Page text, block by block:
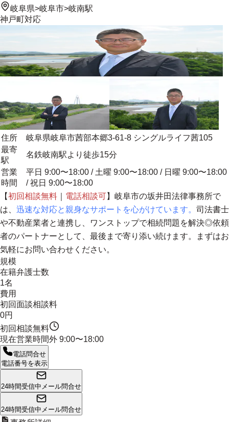
岐阜県>岐阜市>岐南駅
神戸町対応
住所
岐阜県岐阜市茜部本郷3-61-8 シングルライフ茜105
最寄
駅
名鉄岐南駅より徒歩15分
営業
時間
平日 9:00〜18:00 / 土曜 9:00〜18:00 / 日曜 9:00〜18:00
/ 祝日 9:00〜18:00
【初回相談無料 電話相談可】岐阜市の坂井田法律事務所で
は、 迅速な対応と親身なサポートを心がけています。 司法書士
や不動産業者と連携し、
ワンストップで相続問題を解決◎依頼
者のパートナーとして、最後まで寄り添い続けます。まずはお
気軽にお問い合わせください。
規模
在籍弁護士数
1名
費用
初回面談相談料
0円
初回相談無料
現在営業時間外 9:00〜18:00
電話問合せ
電話番号を表示
24時間受信中 メール問合せ
24時間受信中 メール問合せ